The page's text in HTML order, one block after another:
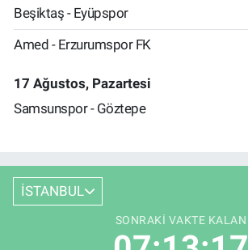
Beşiktaş - Eyüpspor
Amed - Erzurumspor FK
17 Ağustos, Pazartesi
Samsunspor - Göztepe
İSTANBUL
SONRAKI VAKTE KALAN